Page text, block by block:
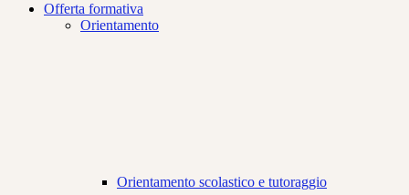
Offerta formativa
Orientamento
Orientamento scolastico e tutoraggio